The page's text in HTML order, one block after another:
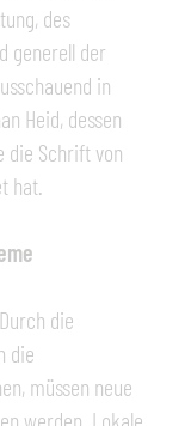
des
generell der
in
Heid, dessen
die Schrift von
hat.
die
die
müssen neue
werden. Lokale